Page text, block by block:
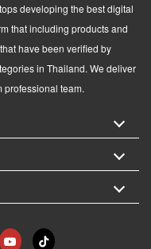
developing the best digital
that including products and
have been verified by
in Thailand. We deliver
professional team.